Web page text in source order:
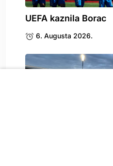
UEFA kaznila Borac
6. Augusta 2026.